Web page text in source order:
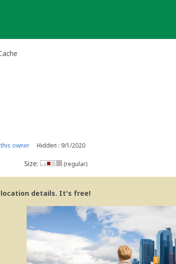
owner Hidden : 9/1/2020
Size: (regular)
location details. It's free!